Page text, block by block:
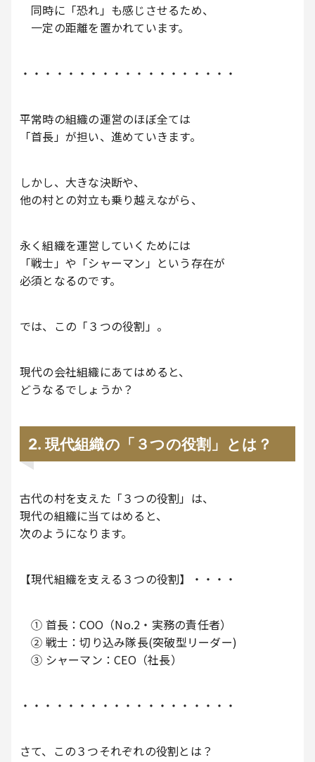
同時に「恐れ」も感じさせるため、
一定の距離を置かれています。
・・・・・・・・・・・・・・・・・・・
平常時の組織の運営のほぼ全ては
「首長」が担い、進めていきます。
しかし、大きな決断や、
他の村との対立も乗り越えながら、
永く組織を運営していくためには
「戦士」や「シャーマン」という存在が
必須となるのです。
では、この「３つの役割」。
現代の会社組織にあてはめると、
どうなるでしょうか？
2. 現代組織の「３つの役割」とは？
古代の村を支えた「３つの役割」は、
現代の組織に当てはめると、
次のようになります。
【現代組織を支える３つの役割】・・・・
① 首長：COO（No.2・実務の責任者）
② 戦士：切り込み隊長(突破型リーダー)
③ シャーマン：CEO（社長）
・・・・・・・・・・・・・・・・・・・
さて、この３つそれぞれの役割とは？